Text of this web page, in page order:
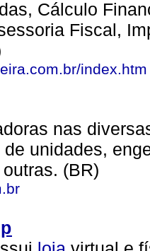
Cálculo
Fiscal,
index.htm
nas
unidades,
(BR)